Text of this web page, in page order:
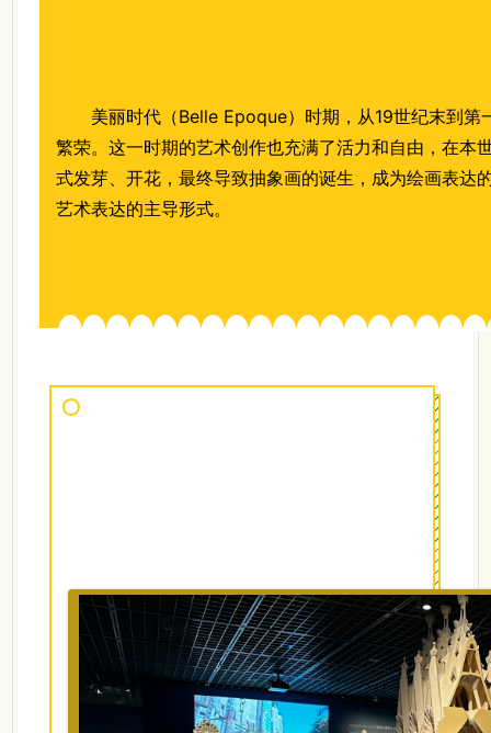
美丽时代（Belle Epoque）时期，从19世纪末到
繁荣。这一时期的艺术创作也充满了活力和自由，在本
式发芽、开花，最终导致抽象画的诞生，成为绘画表达
艺术表达的主导形式。